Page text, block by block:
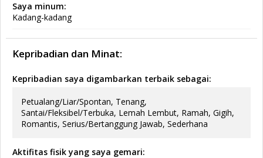
Saya minum:
Kadang-kadang
Kepribadian dan Minat:
Kepribadian saya digambarkan terbaik sebagai:
Petualang/Liar/Spontan, Tenang,
Santai/Fleksibel/Terbuka, Lemah Lembut, Ramah, Gigih,
Romantis, Serius/Bertanggung Jawab, Sederhana
Aktifitas fisik yang saya gemari: